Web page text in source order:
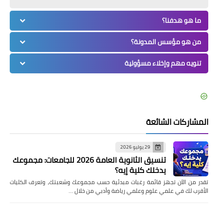
ما هو هدفنا؟
من هو مؤسس المدونة؟
تنويه مهم وإخلاء مسؤولية
المشاركات الشائعة
29 يوليو 2026
تنسيق الثانوية العامة 2026 للجامعات: مجموعك
يدخلك كلية إيه؟
تقدر من الآن تجهز قائمة رغبات مبدئية حسب مجموعك وشعبتك، وتعرف الكليات
الأقرب لك في علمي علوم وعلمي رياضة وأدبي من خلال …